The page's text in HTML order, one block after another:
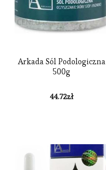
Arkada Sól Podologiczna
500g
44.72zł